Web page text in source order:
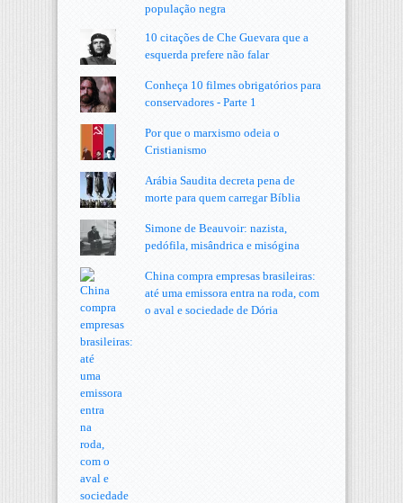
população negra
10 citações de Che Guevara que a
esquerda prefere não falar
Conheça 10 filmes obrigatórios para
conservadores - Parte 1
Por que o marxismo odeia o
Cristianismo
Arábia Saudita decreta pena de
morte para quem carregar Bíblia
Simone de Beauvoir: nazista,
pedófila, misândrica e misógina
China compra empresas brasileiras:
até uma emissora entra na roda, com
o aval e sociedade de Dória